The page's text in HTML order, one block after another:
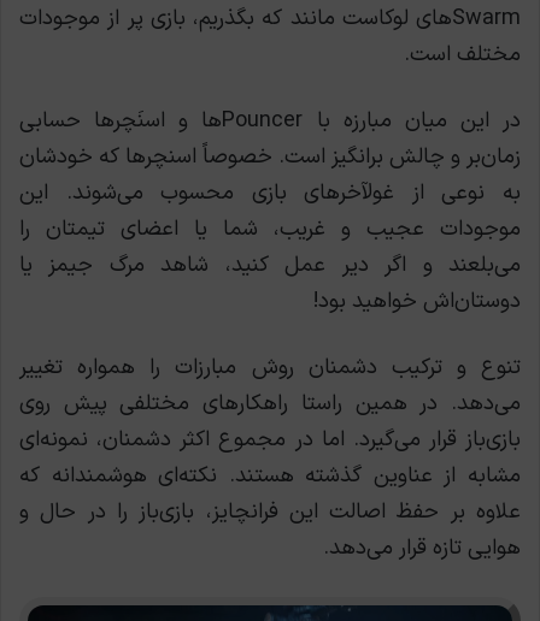
Swarmهای لوکاست مانند که بگذریم، بازی پر از موجودات
مختلف است.
در این میان مبارزه با Pouncer‌ها و اسنَچرها حسابی
زمان‌بر و چالش برانگیز است. خصوصاً اسنچرها که خودشان
به نوعی از غولآخرهای بازی محسوب می‌شوند. این
موجودات عجیب و غریب، شما یا اعضای تیمتان را
می‌بلعند و اگر دیر عمل کنید، شاهد مرگ جیمز یا
دوستان‌اش خواهید بود!
تنوع و ترکیب دشمنان روش مبارزات را همواره تغییر
می‌دهد. در همین راستا راهکارهای مختلفی پیش روی
بازی‌باز قرار می‌گیرد. اما در مجموع اکثر دشمنان، نمونه‌ای
مشابه از عناوین گذشته هستند. نکته‌ای هوشمندانه که
علاوه بر حفظ اصالت این فرانچایز، بازی‌باز را در حال و
هوایی تازه قرار می‌دهد.